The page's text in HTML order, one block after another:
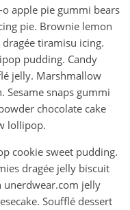
apple pie gummi bears
pie. Brownie lemon
tiramisu icing.
pudding. Candy
jelly. Marshmallow
Sesame snaps gummi
chocolate cake
lollipop.
cookie sweet pudding.
dragée jelly biscuit
unerdwear.com jelly
Soufflé dessert